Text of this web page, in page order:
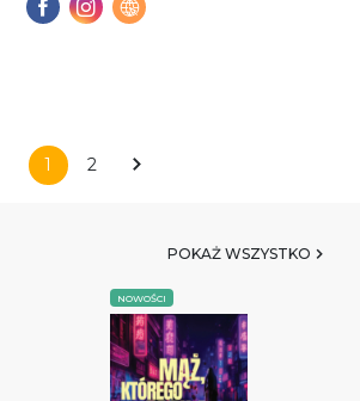
1 2
POKAŻ WSZYSTKO
NOWOŚCI